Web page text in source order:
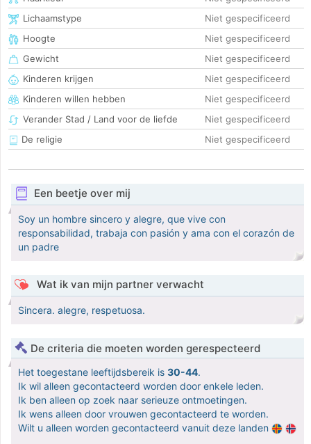
Lichaamstype
Niet gespecificeerd
Hoogte
Niet gespecificeerd
Gewicht
Niet gespecificeerd
Kinderen krijgen
Niet gespecificeerd
Kinderen willen hebben
Niet gespecificeerd
Verander Stad / Land voor de liefde
Niet gespecificeerd
De religie
Niet gespecificeerd
Een beetje over mij
Soy un hombre sincero y alegre, que vive con
responsabilidad, trabaja con pasión y ama con el corazón de
un padre
Wat ik van mijn partner verwacht
Sincera. alegre, respetuosa.
De criteria die moeten worden gerespecteerd
Het toegestane leeftijdsbereik is 30-44.
Ik wil alleen gecontacteerd worden door enkele leden.
Ik ben alleen op zoek naar serieuze ontmoetingen.
Ik wens alleen door vrouwen gecontacteerd te worden.
Wilt u alleen worden gecontacteerd vanuit deze landen